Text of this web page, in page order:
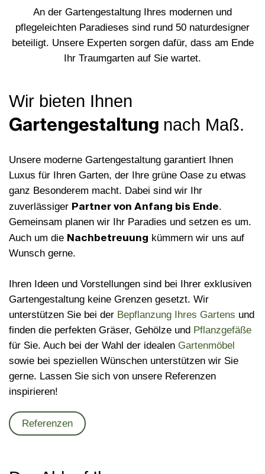
An der Gartengestaltung Ihres modernen und
pflegeleichten Paradieses sind rund 50 naturdesigner
beteiligt. Unsere Experten sorgen dafür, dass am Ende
Ihr Traumgarten auf Sie wartet.
Wir bieten Ihnen
Gartengestaltung nach Maß.
Unsere moderne Gartengestaltung garantiert Ihnen
Luxus für Ihren Garten, der Ihre grüne Oase zu etwas
ganz Besonderem macht. Dabei sind wir Ihr
zuverlässiger Partner von Anfang bis Ende.
Gemeinsam planen wir Ihr Paradies und setzen es um.
Auch um die Nachbetreuung kümmern wir uns auf
Wunsch gerne.
Ihren Ideen und Vorstellungen sind bei Ihrer exklusiven
Gartengestaltung keine Grenzen gesetzt. Wir
unterstützen Sie bei der Bepflanzung Ihres Gartens und
finden die perfekten Gräser, Gehölze und Pflanzgefäße
für Sie. Auch bei der Wahl der idealen Gartenmöbel
sowie bei speziellen Wünschen unterstützen wir Sie
gerne. Lassen Sie sich von unsere Referenzen
inspirieren!
Referenzen